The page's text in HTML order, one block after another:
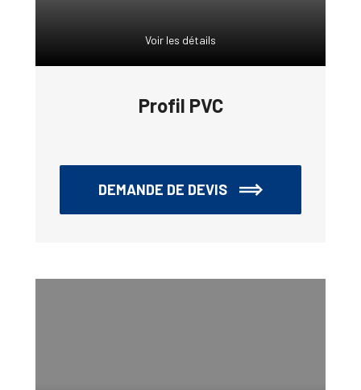
Voir les détails
Profil PVC
DEMANDE DE DEVIS